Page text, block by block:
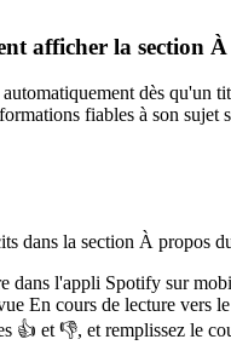
afficher la section
dès qu'un
fiables à son sujet
dans la section À propos
dans l'appli Spotify sur
En cours de lecture vers le
👍 et 👎, et remplissez le